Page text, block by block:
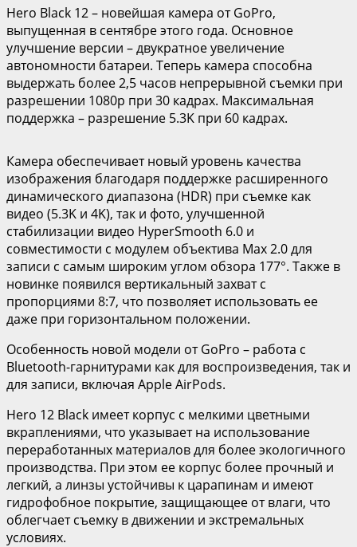
Hero Black 12 – новейшая камера от GoPro,
выпущенная в сентябре этого года. Основное
улучшение версии – двукратное увеличение
автономности батареи. Теперь камера способна
выдержать более 2,5 часов непрерывной съемки при
разрешении 1080p при 30 кадрах. Максимальная
поддержка – разрешение 5.3K при 60 кадрах.
Камера обеспечивает новый уровень качества
изображения благодаря поддержке расширенного
динамического диапазона (HDR) при съемке как
видео (5.3K и 4K), так и фото, улучшенной
стабилизации видео HyperSmooth 6.0 и
совместимости с модулем объектива Max 2.0 для
записи с самым широким углом обзора 177°. Также в
новинке появился вертикальный захват с
пропорциями 8:7, что позволяет использовать ее
даже при горизонтальном положении.
Особенность новой модели от GoPro – работа с
Bluetooth-гарнитурами как для воспроизведения, так и
для записи, включая Apple AirPods.
Hero 12 Black имеет корпус с мелкими цветными
вкраплениями, что указывает на использование
переработанных материалов для более экологичного
производства. При этом ее корпус более прочный и
легкий, а линзы устойчивы к царапинам и имеют
гидрофобное покрытие, защищающее от влаги, что
облегчает съемку в движении и экстремальных
условиях.